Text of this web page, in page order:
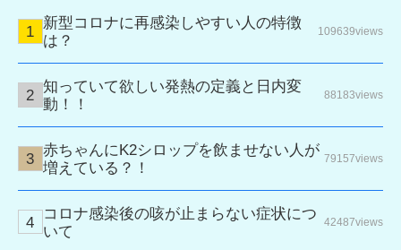
新型コロナに再感染しやすい人の特徴
は？
109639views
知っていて欲しい発熱の定義と日内変
動！！
88183views
赤ちゃんにK2シロップを飲ませない人が
増えている？！
79157views
コロナ感染後の咳が止まらない症状につ
いて
42487views